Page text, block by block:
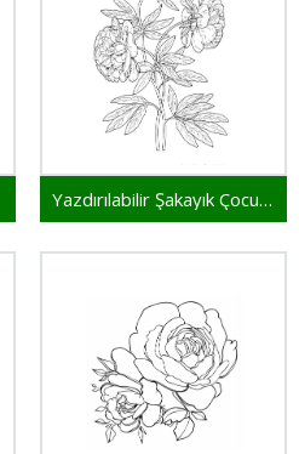
Yazdırılabilir Şakayık Çocuklar İçin